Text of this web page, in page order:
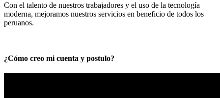
Con el talento de nuestros trabajadores y el uso de la tecnología
moderna, mejoramos nuestros servicios en beneficio de todos los
peruanos.
¿Cómo creo mi cuenta y postulo?